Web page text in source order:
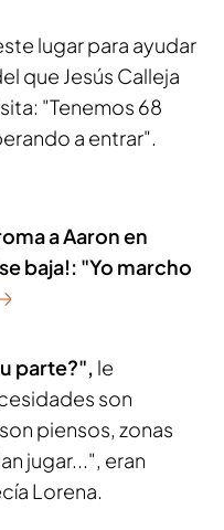
lugar para ayudar
que Jesús Calleja
"Tenemos 68
a entrar".
a Aaron en
baja!: "Yo marcho
parte?", le
son
piensos, zonas
jugar...", eran
Lorena.